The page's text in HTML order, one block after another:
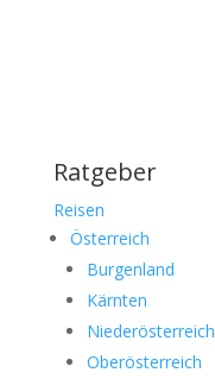
Ratgeber
Reisen
Österreich
Burgenland
Kärnten
Niederösterreich
Oberösterreich